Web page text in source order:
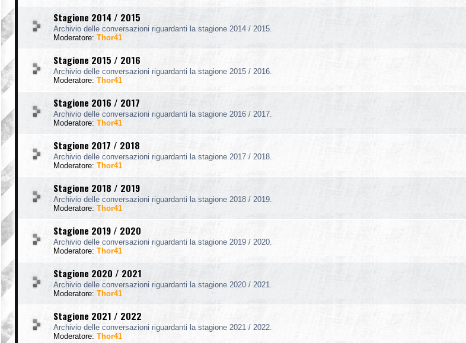
Stagione 2014 / 2015
Archivio delle conversazioni riguardanti la stagione 2014 / 2015.
Moderatore: Thor41
Stagione 2015 / 2016
Archivio delle conversazioni riguardanti la stagione 2015 / 2016.
Moderatore: Thor41
Stagione 2016 / 2017
Archivio delle conversazioni riguardanti la stagione 2016 / 2017.
Moderatore: Thor41
Stagione 2017 / 2018
Archivio delle conversazioni riguardanti la stagione 2017 / 2018.
Moderatore: Thor41
Stagione 2018 / 2019
Archivio delle conversazioni riguardanti la stagione 2018 / 2019.
Moderatore: Thor41
Stagione 2019 / 2020
Archivio delle conversazioni riguardanti la stagione 2019 / 2020.
Moderatore: Thor41
Stagione 2020 / 2021
Archivio delle conversazioni riguardanti la stagione 2020 / 2021.
Moderatore: Thor41
Stagione 2021 / 2022
Archivio delle conversazioni riguardanti la stagione 2021 / 2022.
Moderatore: Thor41